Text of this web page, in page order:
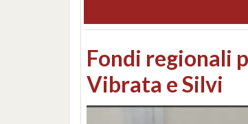
Montesilvano,
lungomare:
abusiva